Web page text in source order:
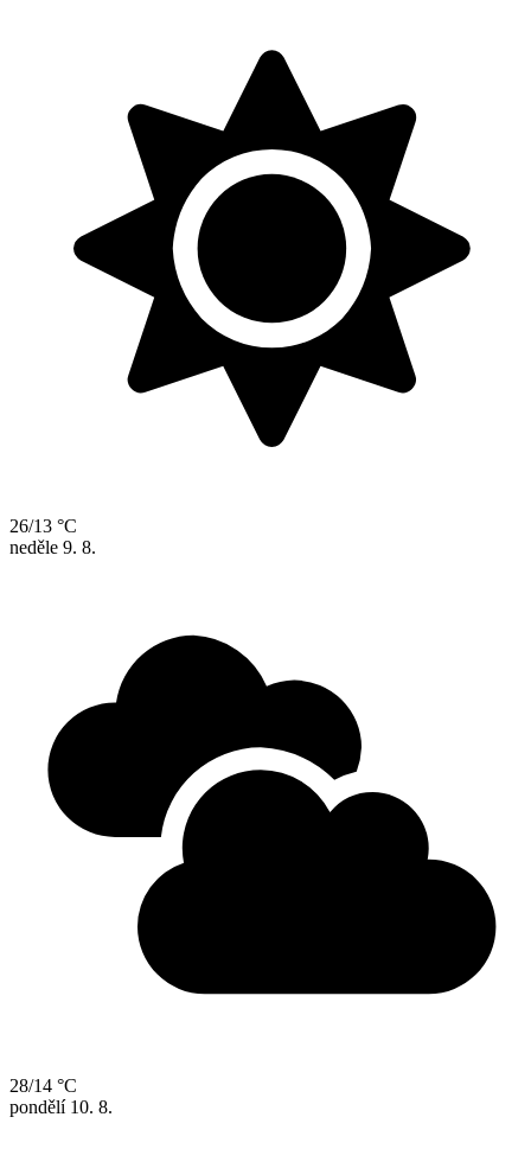
26/13 °C
neděle 9. 8.
28/14 °C
pondělí 10. 8.